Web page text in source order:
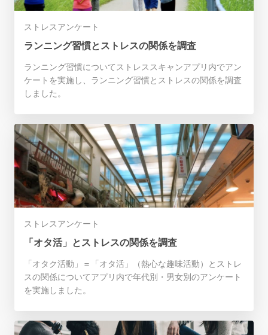
ストレスアンケート
ランニング習慣とストレスの関係を調査
ランニング習慣についてストレススキャンアプリ内でアン
ケートを実施し、ランニング習慣とストレスの関係を調査
しました。
ストレスアンケート
「オタ活」とストレスの関係を調査
「オタク活動」＝「オタ活」（熱心な趣味活動）とストレ
スの関係についてアプリ内で年代別・男女別のアンケート
を実施しました。